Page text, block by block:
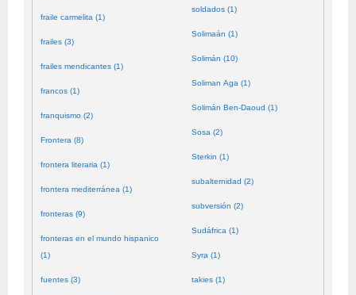
fraile carmelita (1)
frailes (3)
frailes mendicantes (1)
francos (1)
franquismo (2)
Frontera (8)
frontera literaria (1)
frontera mediterránea (1)
fronteras (9)
fronteras en el mundo hispanico
(1)
fuentes (3)
soldados (1)
Solimaán (1)
Solimán (10)
Soliman Aga (1)
Solimán Ben-Daoud (1)
Sosa (2)
Sterkin (1)
subalternidad (2)
subversión (2)
Sudáfrica (1)
Syra (1)
takies (1)